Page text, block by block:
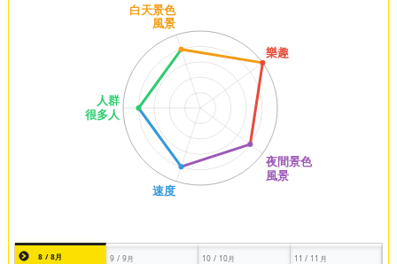
8 / 8月 9 / 9月 10 / 10月 11 / 11月